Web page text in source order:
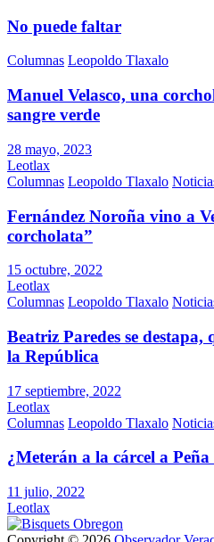
No puede faltar
Columnas Leopoldo Tlaxalo
Manuel Velasco, una
sangre verde
28 mayo, 2023
Leotlax
Columnas Leopoldo Tlaxalo
Fernández Noroña vino a
corcholata”
15 octubre, 2022
Leotlax
Columnas Leopoldo Tlaxalo
Beatriz Paredes se destapa,
la República
17 septiembre, 2022
Leotlax
Columnas Leopoldo Tlaxalo
¿Meterán a la cárcel a Peña
11 julio, 2022
Leotlax